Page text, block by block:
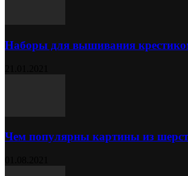
Наборы для вышивания
Чем популярны картины из